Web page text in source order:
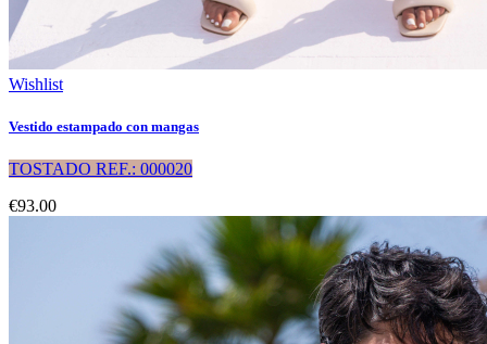
Wishlist
Vestido estampado con mangas
TOSTADO REF.: 000020
€93.00